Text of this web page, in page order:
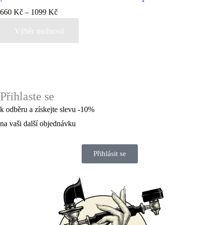
660 Kč – 1099 Kč
Výběr možností
Přihlaste se
k odběru a získejte slevu -10%
na vaši další objednávku
Přihlásit se